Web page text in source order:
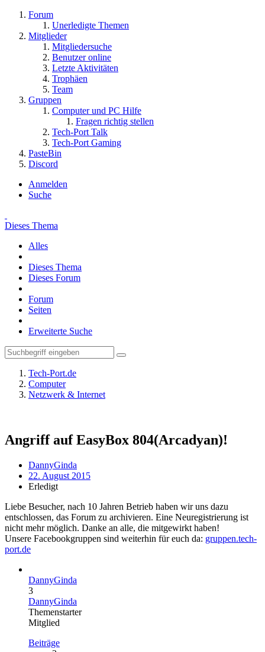
Forum
Unerledigte Themen
Mitglieder
Mitgliedersuche
Benutzer online
Letzte Aktivitäten
Trophäen
Team
Gruppen
Computer und PC Hilfe
Fragen richtig stellen
Tech-Port Talk
Tech-Port Gaming
PasteBin
Discord
Anmelden
Suche
Dieses Thema
Alles
Dieses Thema
Dieses Forum
Forum
Seiten
Erweiterte Suche
Tech-Port.de
Computer
Netzwerk & Internet
Angriff auf EasyBox 804(Arcadyan)!
DannyGinda
22. August 2015
Erledigt
Liebe Besucher, nach 10 Jahren Betrieb haben wir uns dazu
entschlossen, das Forum zu archivieren. Eine Neuregistrierung ist
nicht mehr möglich. Danke an alle, die mitgewirkt haben!
Unsere Facebookgruppen sind weiterhin für euch da: gruppen.tech-
port.de
DannyGinda
3
DannyGinda
Themenstarter
Mitglied
Beiträge